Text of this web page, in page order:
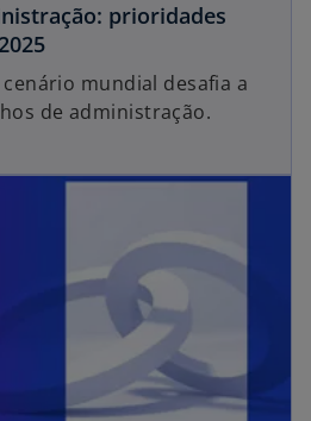
prioridades
mundial desafia a
de administração.